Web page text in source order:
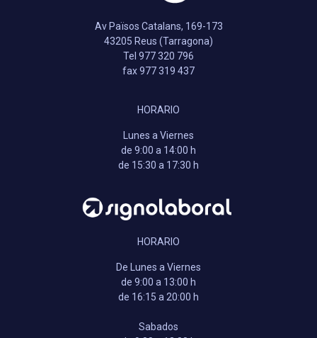
Av Països Catalans, 169-173
43205 Reus (Tarragona)
Tel 977 320 796
fax 977 319 437
HORARIO
Lunes a Viernes
de 9:00 a 14:00 h
de 15:30 a 17:30 h
HORARIO
De Lunes a Viernes
de 9:00 a 13:00 h
de 16:15 a 20:00 h
Sabados